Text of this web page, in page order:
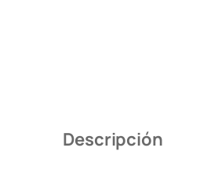
Descripción